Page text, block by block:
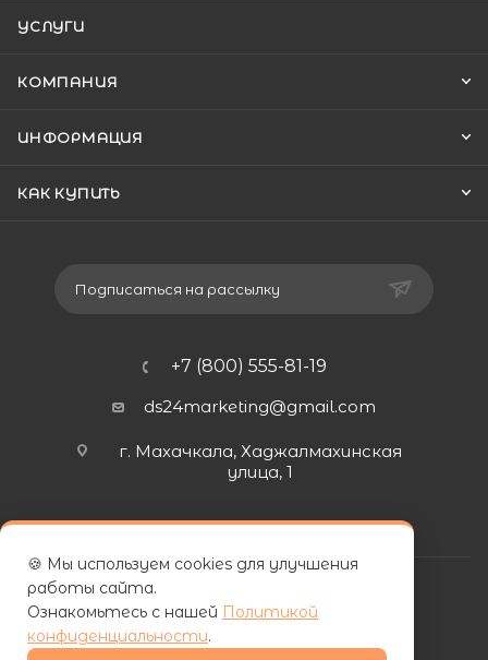
УСЛУГИ
КОМПАНИЯ
ИНФОРМАЦИЯ
КАК КУПИТЬ
Подписаться на рассылку
+7 (800) 555-81-19
ds24marketing@gmail.com
г. Махачкала, Хаджалмахинская
улица, 1
| ООО «ФУРНИПЛИТ» | ИНН 0572026060
🍪 Мы используем cookies для улучшения
работы сайта.
Ознакомьтесь с нашей Политикой
конфиденциальности.